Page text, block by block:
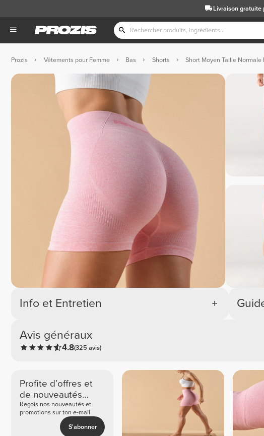
Livraison gratuite
Prozis Vêtements pour Femme Bas Shorts Short Moyen Taille Normale
Info et Entretien
Avis généraux
4.8(325 avis)
Profite d’offres et
de nouveautés
exclusives
Reçois nos nouveautés et
promotions sur ton e-mail
S'abonner